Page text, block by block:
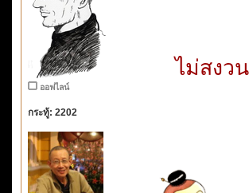
ออฟไลน์
กระทู้: 2202
ไม่สงว